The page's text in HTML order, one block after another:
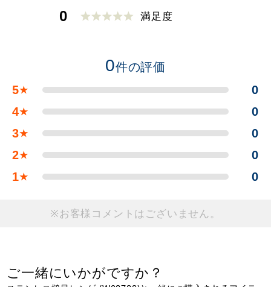
0 満足度
0件の評価
5★
0
4★
0
3★
0
2★
0
1★ 0
※お客様コメントはございません。
ご一緒にいかがですか？